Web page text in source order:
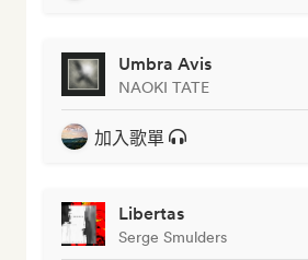
Umbra Avis
NAOKI TATE
加入歌單
Libertas
Serge Smulders